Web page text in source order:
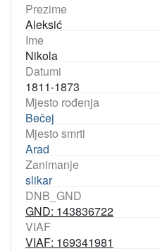
Prezime
Aleksić
Ime
Nikola
Datumi
1811-1873
Mjesto rođenja
Bečej
Mjesto smrti
Arad
Zanimanje
slikar
DNB_GND
GND: 143836722
VIAF
VIAF: 169341981